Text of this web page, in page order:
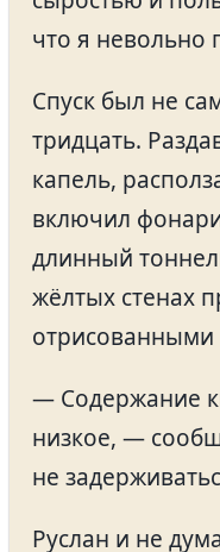
что я невольно
Спуск был не
тридцать.
капель,
включил
длинный
жёлтых стенах
— Содержание
низкое, —
не
Руслан и не